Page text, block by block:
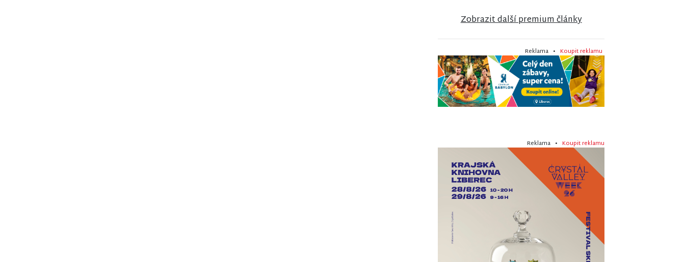
Zobrazit další premium články
Reklama • Koupit reklamu
Reklama • Koupit reklamu